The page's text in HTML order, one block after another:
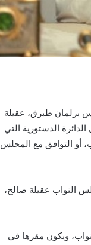
برلمان طبرق، عقيلة
الدستورية التي
أو التوافق مع المجلس
النواب عقيلة صالح،
تتكون من 13 عضوا يعينهم مجلس النواب، ويكون مقرها في